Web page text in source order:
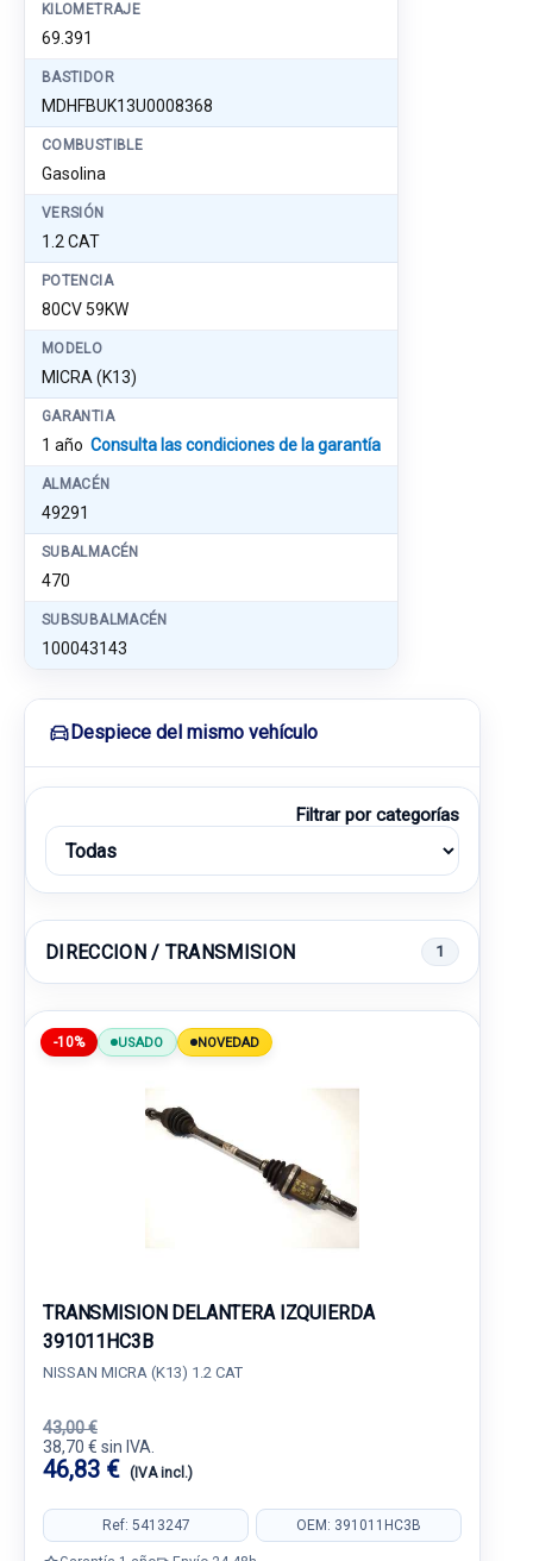
KILOMETRAJE
69.391
BASTIDOR
MDHFBUK13U0008368
COMBUSTIBLE
Gasolina
VERSIÓN
1.2 CAT
POTENCIA
80CV 59KW
MODELO
MICRA (K13)
GARANTIA
1 año Consulta las condiciones de la garantía
ALMACÉN
49291
SUBALMACÉN
470
SUBSUBALMACÉN
100043143
Despiece del mismo vehículo
Filtrar por categorías
DIRECCION / TRANSMISION 1
-10% USADO NOVEDAD
TRANSMISION DELANTERA IZQUIERDA
391011HC3B
NISSAN MICRA (K13) 1.2 CAT
43,00 €
38,70 € sin IVA.
46,83 € (IVA incl.)
Ref: 5413247 OEM: 391011HC3B